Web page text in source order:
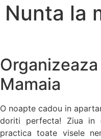
Nunta la
Mamaia
O noapte cadou in
doriti perfecta! Ziua in
practica toate visele